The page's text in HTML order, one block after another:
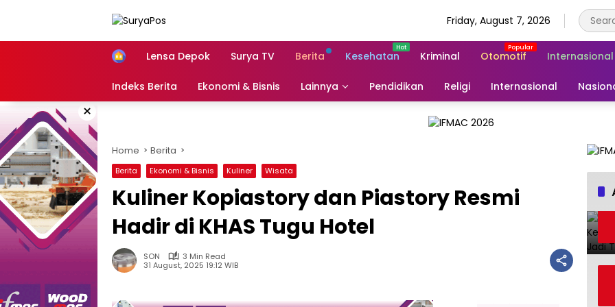
Friday, August 7, 2026
HomeLensa Depok Surya TV Berita Kesehatan Kriminal Otomotif Internasional
Indeks Berita Ekonomi & Bisnis Lainnya Pendidikan Religi Internasional
×
Home Berita
Berita Ekonomi & Bisnis Kuliner Wisata
Kuliner Kopiastory dan Piastory Resmi
Hadir di KHAS Tugu Hotel
SON
3 Min Read
31 August, 2025 19:12 WIB